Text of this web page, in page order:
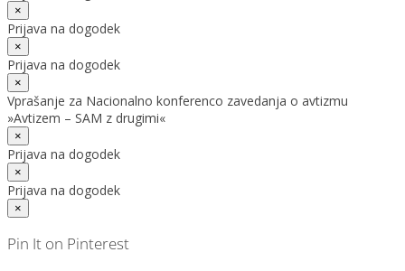
×
Prijava na dogodek
×
Prijava na dogodek
×
Vprašanje za Nacionalno konferenco zavedanja o avtizmu
»Avtizem – SAM z drugimi«
×
Prijava na dogodek
×
Prijava na dogodek
×
Pin It on Pinterest